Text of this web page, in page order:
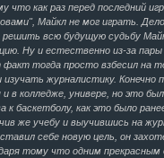
что как раз перед последний
Майкл не мог играть.
решить всю будущую судьбу
Ну и естественно из-за пары
тогда просто взбесил на
изучать журналистику. Конечно
и в колледже, универе, но это
к баскетболу, как это было
же учебу и выучившись на
себе новую цель, он
тому что одним прекрасным